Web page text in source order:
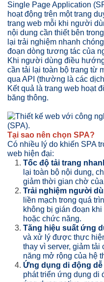
Single Page Application
hoạt động trên một trang
trang web mỗi khi người
nội dung cần thiết bên
lại trải nghiệm nhanh
đoạn dòng tương tác của
Khi người dùng điều
cần tải lại toàn bộ trang từ
qua API (thường là các
Kết quả là trang web hoạt
băng thông.
Tại sao nên chọn SPA?
Có nhiều lý do khiến SPA
web hiện đại:
Tốc độ tải trang
lại toàn bộ nội dung,
giảm thời gian chờ
Trải nghiệm người
liền mạch trong quá
không bị gián đoạn
hoặc chức năng.
Tăng hiệu suất ứng
và xử lý được thực
thay vì server, giảm tải
năng mở rộng của hệ
Ứng dụng di động dễ
phát triển ứng dụng